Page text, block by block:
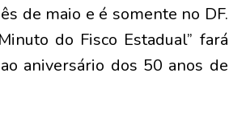
de maio e é somente no DF.
do Fisco Estadual” fará
aniversário dos 50 anos de